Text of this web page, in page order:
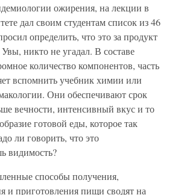
ожирения, на лекции в
дал своим студентам список из 46
определить, что это за продукт
никто не угадал. В составе
количество компонентов, часть
вспомнить учебник химии или
Они обеспечивают срок
вечности, интенсивный вкус и то
готовой еды, которое так
ли говорить, что это
видимость?
способы получения,
и приготовления пищи сводят на